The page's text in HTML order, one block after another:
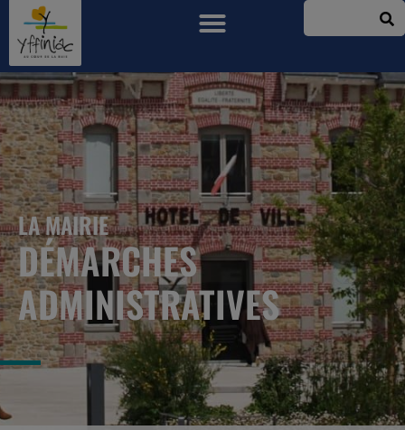
LA MAIRIE
DÉMARCHES
ADMINISTRATIVES